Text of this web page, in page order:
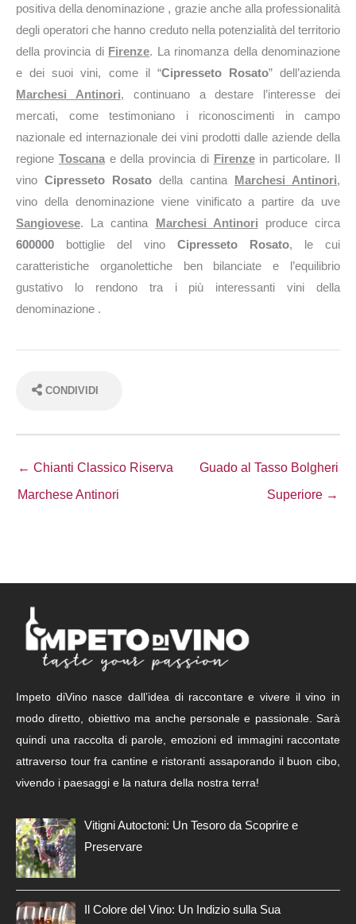
positiva della denominazione , grazie anche alla professionalità
degli operatori che hanno creduto nella potenzialità del territorio
della provincia di Firenze. La rinomanza della denominazione
e dei suoi vini, come il “Cipresseto Rosato” dell’azienda
Marchesi Antinori, continuano a destare l’interesse dei
mercati, come testimoniano i riconoscimenti in campo
nazionale ed internazionale dei vini prodotti dalle aziende della
regione Toscanae della provincia di Firenzein particolare. Il
vino Cipresseto Rosato della cantina Marchesi Antinori,
vino della denominazione viene vinificato a partire da uve
Sangiovese. La cantina Marchesi Antinori produce circa
600000 bottiglie del vino Cipresseto Rosato, le cui
caratteristiche organolettiche ben bilanciate e l’equilibrio
gustativo lo rendono tra i più interessanti vini della
denominazione .
CONDIVIDI
← Chianti Classico Riserva
Marchese Antinori
Guado al Tasso Bolgheri
Superiore →
Impeto diVino nasce dall’idea di raccontare e vivere il vino in
modo diretto, obiettivo ma anche personale e passionale. Sarà
quindi una raccolta di parole, emozioni ed immagini raccontate
attraverso tour fra cantine e ristoranti assaporando il buon cibo,
vivendo i paesaggi e la natura della nostra terra!
Vitigni Autoctoni: Un Tesoro da Scoprire e
Preservare
Il Colore del Vino: Un Indizio sulla Sua